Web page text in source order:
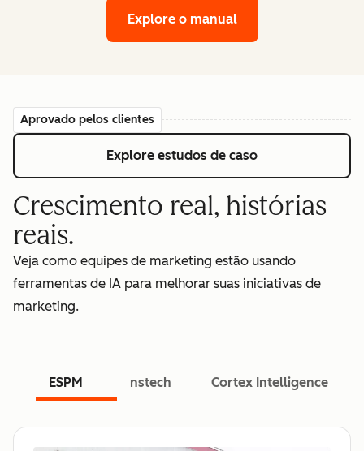
Explore o manual
Aprovado pelos clientes
Explore estudos de caso
Crescimento real, histórias
reais.
Veja como equipes de marketing estão usando
ferramentas de IA para melhorar suas iniciativas de
marketing.
ESPM nstech Cortex Intelligence